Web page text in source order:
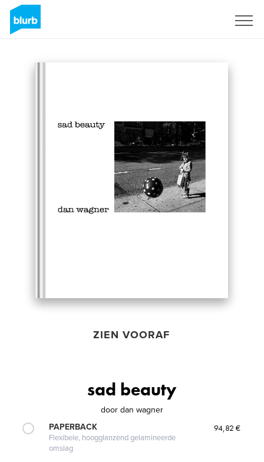
ZIEN VOORAF
sad beauty
door dan wagner
PAPERBACK
Flexibele, hoogglanzend gelamineerde
omslag
94,82 €